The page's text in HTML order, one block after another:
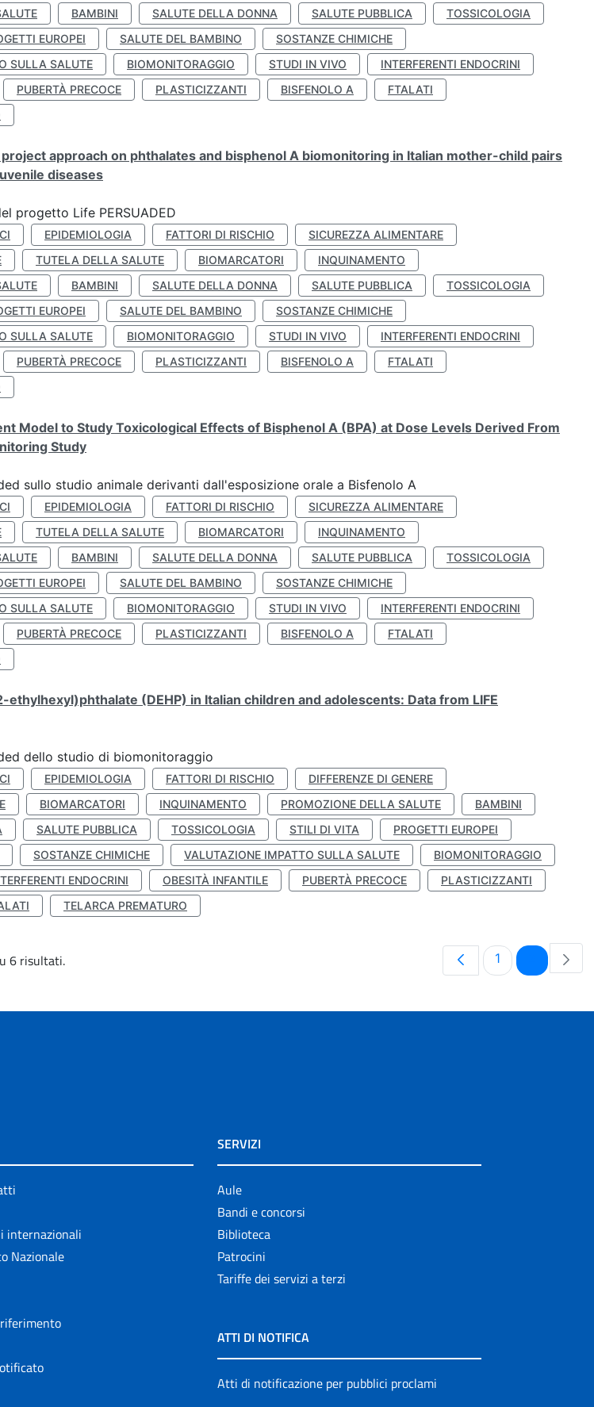
BAMBINI SALUTE DELLA DONNA SALUTE PUBBLICA
TOSSICOLOGIA
EUROPEI SALUTE DEL BAMBINO
SOSTANZE CHIMICHE
SULLA SALUTE
BIOMONITORAGGIO STUDI IN VIVO
INTERFERENTI ENDOCRINI
PUBERTÀ PRECOCE PLASTICIZZANTI BISFENOLO A
FTALATI
project approach on phthalates and bisphenol A biomonitoring in Italian mother-child pairs
diseases
progetto Life PERSUADED
EPIDEMIOLOGIA FATTORI DI RISCHIO
SICUREZZA ALIMENTARE
TUTELA DELLA SALUTE BIOMARCATORI
INQUINAMENTO
BAMBINI SALUTE DELLA DONNA SALUTE PUBBLICA
TOSSICOLOGIA
EUROPEI SALUTE DEL BAMBINO
SOSTANZE CHIMICHE
SULLA SALUTE
BIOMONITORAGGIO STUDI IN VIVO
INTERFERENTI ENDOCRINI
PUBERTÀ PRECOCE PLASTICIZZANTI BISFENOLO A
FTALATI
Model to Study Toxicological Effects of Bisphenol A (BPA) at Dose Levels Derived From
Study
sullo studio animale derivanti dall'esposizione orale a Bisfenolo A
EPIDEMIOLOGIA FATTORI DI RISCHIO
SICUREZZA ALIMENTARE
TUTELA DELLA SALUTE BIOMARCATORI
INQUINAMENTO
BAMBINI SALUTE DELLA DONNA SALUTE PUBBLICA
TOSSICOLOGIA
EUROPEI SALUTE DEL BAMBINO
SOSTANZE CHIMICHE
SULLA SALUTE
BIOMONITORAGGIO STUDI IN VIVO
INTERFERENTI ENDOCRINI
PUBERTÀ PRECOCE PLASTICIZZANTI BISFENOLO A
FTALATI
(DEHP) in Italian children and adolescents: Data from LIFE
dello studio di biomonitoraggio
EPIDEMIOLOGIA FATTORI DI RISCHIO
DIFFERENZE DI GENERE
BIOMARCATORI INQUINAMENTO PROMOZIONE DELLA SALUTE
BAMBINI
SALUTE PUBBLICA TOSSICOLOGIA STILI DI VITA
PROGETTI EUROPEI
SOSTANZE CHIMICHE VALUTAZIONE IMPATTO SULLA SALUTE
BIOMONITORAGGIO
ENDOCRINI OBESITÀ INFANTILE PUBERTÀ PRECOCE
PLASTICIZZANTI
TELARCA PREMATURO
6 risultati. Pagina
1 Pagina
internazionali
Nazionale
SERVIZI
Aule
Bandi e concorsi
Biblioteca
Patrocini
Tariffe dei servizi a terzi
ATTI DI NOTIFICA
Atti di notificazione per pubblici proclami